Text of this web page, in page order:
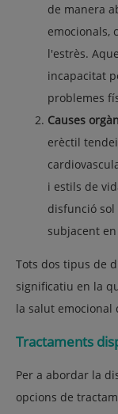
de manera
emocionals,
l'estrès.
incapacitat
problemes
Causes
erèctil
i estils de
disfunció
subjacent
Tots dos tipus de
significatiu en la
la salut emocional
Tractaments
Per a abordar la
opcions de